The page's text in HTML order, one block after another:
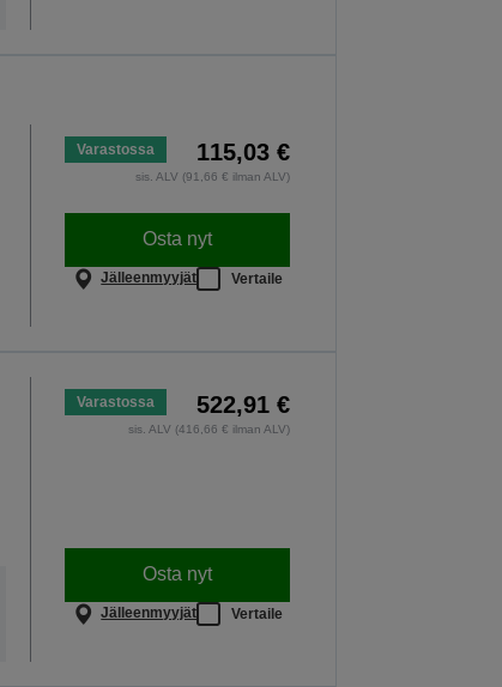
Varastossa 115,03 €
sis. ALV (91,66 € ilman ALV)
Osta nyt
Jälleenmyyjät Vertaile
Varastossa 522,91 €
sis. ALV (416,66 € ilman ALV)
Osta nyt
Jälleenmyyjät Vertaile